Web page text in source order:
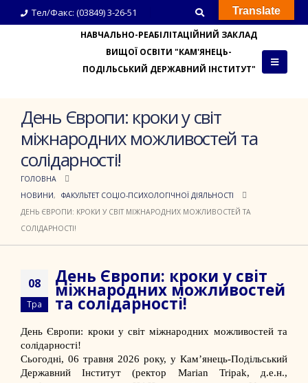
Тел/Факс: (03849) 3-26-51
НАВЧАЛЬНО-РЕАБІЛІТАЦІЙНИЙ ЗАКЛАД
ВИЩОЇ ОСВІТИ "КАМ'ЯНЕЦЬ-
ПОДІЛЬСЬКИЙ ДЕРЖАВНИЙ ІНСТИТУТ"
День Європи: кроки у світ
міжнародних можливостей та
солідарності!
ГОЛОВНА
НОВИНИ,
ФАКУЛЬТЕТ СОЦІО-ПСИХОЛОГІЧНОЇ ДІЯЛЬНОСТІ
ДЕНЬ ЄВРОПИ: КРОКИ У СВІТ МІЖНАРОДНИХ МОЖЛИВОСТЕЙ ТА
СОЛІДАРНОСТІ!
08
Тра
День Європи: кроки у світ
міжнародних можливостей
та солідарності!
День Європи: кроки у світ міжнародних можливостей та
солідарності!
Сьогодні, 06 травня 2026 року, у Кам’янець-Подільський
Державний Інститут (ректор Marian Tripak, д.е.н.,
Translate